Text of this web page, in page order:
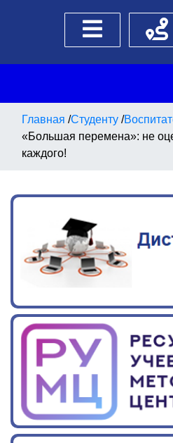
Боковое меню
Главная /Студенту /
«Большая перемена»: не
каждого!